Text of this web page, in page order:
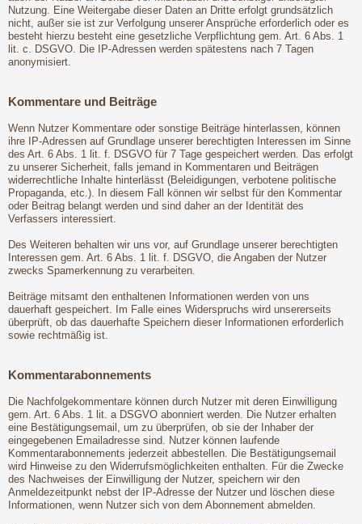
Nutzung. Eine Weitergabe dieser Daten an Dritte erfolgt grundsätzlich
nicht, außer sie ist zur Verfolgung unserer Ansprüche erforderlich oder es
besteht hierzu besteht eine gesetzliche Verpflichtung gem. Art. 6 Abs. 1
lit. c. DSGVO. Die IP-Adressen werden spätestens nach 7 Tagen
anonymisiert.
Kommentare und Beiträge
Wenn Nutzer Kommentare oder sonstige Beiträge hinterlassen, können
ihre IP-Adressen auf Grundlage unserer berechtigten Interessen im Sinne
des Art. 6 Abs. 1 lit. f. DSGVO für 7 Tage gespeichert werden. Das erfolgt
zu unserer Sicherheit, falls jemand in Kommentaren und Beiträgen
widerrechtliche Inhalte hinterlässt (Beleidigungen, verbotene politische
Propaganda, etc.). In diesem Fall können wir selbst für den Kommentar
oder Beitrag belangt werden und sind daher an der Identität des
Verfassers interessiert.
Des Weiteren behalten wir uns vor, auf Grundlage unserer berechtigten
Interessen gem. Art. 6 Abs. 1 lit. f. DSGVO, die Angaben der Nutzer
zwecks Spamerkennung zu verarbeiten.
Beiträge mitsamt den enthaltenen Informationen werden von uns
dauerhaft gespeichert. Im Falle eines Widerspruchs wird unsererseits
überprüft, ob das dauerhafte Speichern dieser Informationen erforderlich
sowie rechtmäßig ist.
Kommentarabonnements
Die Nachfolgekommentare können durch Nutzer mit deren Einwilligung
gem. Art. 6 Abs. 1 lit. a DSGVO abonniert werden. Die Nutzer erhalten
eine Bestätigungsemail, um zu überprüfen, ob sie der Inhaber der
eingegebenen Emailadresse sind. Nutzer können laufende
Kommentarabonnements jederzeit abbestellen. Die Bestätigungsemail
wird Hinweise zu den Widerrufsmöglichkeiten enthalten. Für die Zwecke
des Nachweises der Einwilligung der Nutzer, speichern wir den
Anmeldezeitpunkt nebst der IP-Adresse der Nutzer und löschen diese
Informationen, wenn Nutzer sich von dem Abonnement abmelden.